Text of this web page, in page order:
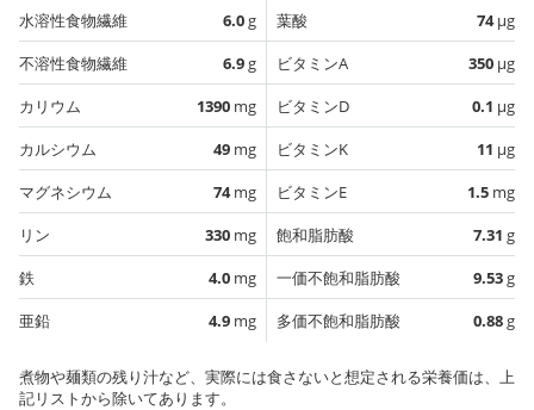
水溶性食物繊維
6.0g
不溶性食物繊維
6.9g
カリウム
1390 mg
カルシウム
49 mg
マグネシウム
74mg
リン
330 mg
鉄
4.0 mg
亜鉛
4.9 mg
葉酸
74µg
ビタミンA
350 µg
ビタミンD
0.1 µg
ビタミンK
11 µg
ビタミンE
1.5 mg
飽和脂肪酸
7.31 g
一価不飽和脂肪酸
9.53g
多価不飽和脂肪酸
0.88g
煮物や麺類の残り汁など、実際には食さないと想定される栄養価は、上
記リストから除いてあります。